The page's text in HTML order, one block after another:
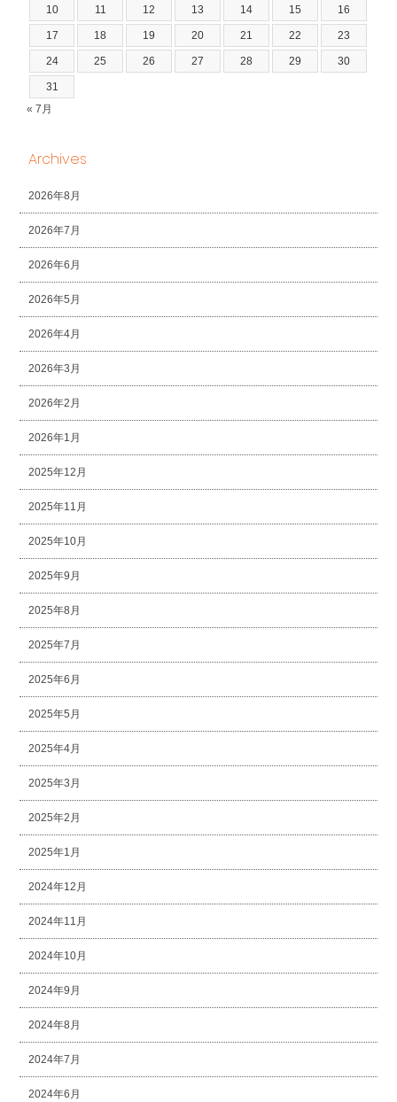
10 11 12 13 14 15 16
17 18 19 20 21 22 23
24 25 26 27 28 29 30
31
« 7月
Archives
2026年8月
2026年7月
2026年6月
2026年5月
2026年4月
2026年3月
2026年2月
2026年1月
2025年12月
2025年11月
2025年10月
2025年9月
2025年8月
2025年7月
2025年6月
2025年5月
2025年4月
2025年3月
2025年2月
2025年1月
2024年12月
2024年11月
2024年10月
2024年9月
2024年8月
2024年7月
2024年6月